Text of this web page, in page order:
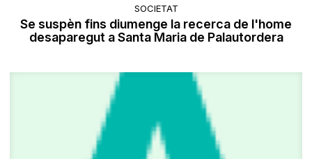
SOCIETAT
Se suspèn fins diumenge la recerca de l'home
desaparegut a Santa Maria de Palautordera